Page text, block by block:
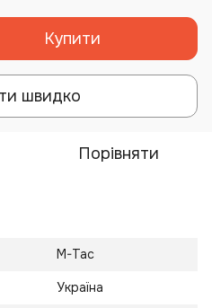
Купити
швидко
Порівняти
M-Tac
Україна